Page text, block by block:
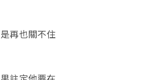
再也關不住